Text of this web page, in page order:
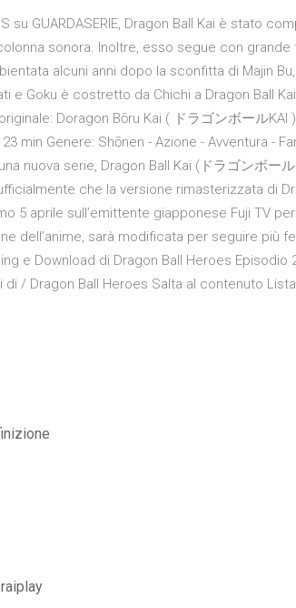
su GUARDASERIE, Dragon Ball Kai è stato
sonora. Inoltre, esso segue con grande
alcuni anni dopo la sconfitta di Majin
e Goku è costretto da Chichi a Dragon Ball Kai
Doragon Bōru Kai ( ドラゴンボールKAI
min Genere: Shōnen - Azione - Avventura -
nuova serie, Dragon Ball Kai (ドラゴンボー
che la versione rimasterizzata di
5 aprile sull’emittente giapponese Fuji TV
dell’anime, sarà modificata per seguire più
e Download di Dragon Ball Heroes Episodio
/ Dragon Ball Heroes Salta al contenuto